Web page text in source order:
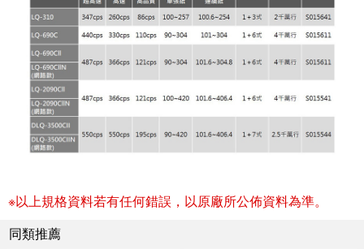
※以上規格資料若有任何錯誤，以原廠所公佈資料為準。
同類推薦